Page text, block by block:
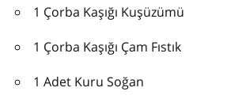
1 Çorba Kaşığı Kuşüzümü
1 Çorba Kaşığı Çam Fıstık
1 Adet Kuru Soğan